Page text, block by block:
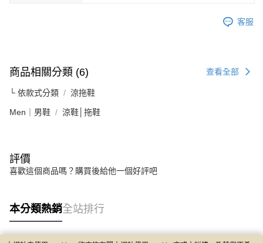
客服
商品相關分類 (6) 查看全部
└ 依款式分類 涼拖鞋
Men｜男鞋 涼鞋│拖鞋
評價
喜歡這個商品嗎？購買後給他一個好評吧
本分類熱銷全站排行